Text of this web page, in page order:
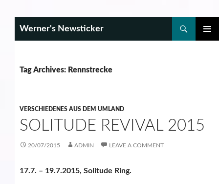
Werner's Newsticker
Tag Archives: Rennstrecke
VERSCHIEDENES AUS DEM UMLAND
SOLITUDE REVIVAL 2015
20/07/2015 ADMIN LEAVE A COMMENT
17.7. – 19.7.2015, Solitude Ring.